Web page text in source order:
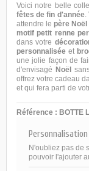
Voici notre belle
fêtes de fin d'année.
attendre le père Noël
motif petit renne
dans votre
personnalisée et
une jolie façon de
d'envisagéNoël
offrez votre cadeau
et qui fera parti de
Référence : BOTTE
Personnalisation
N'oubliez pas de
pouvoir l'ajouter